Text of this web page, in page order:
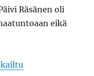
Räsänen oli
eikä